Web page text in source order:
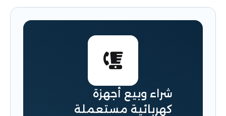
شراء وبيع أجهزة
كهربائية مستعملة